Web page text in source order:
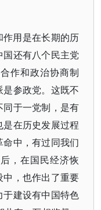
用是在长期的历
还有八个民主党
作和政治协商制
参政党。这既不
于一党制，是有
在历史发展过程
中，有过同我们
，在国民经济恢
，也作出了重要
建设有中国特色